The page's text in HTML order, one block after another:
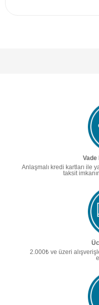
Vade
Anlaşmalı kredi kartları ile
taksit
2.000₺ ve üzeri